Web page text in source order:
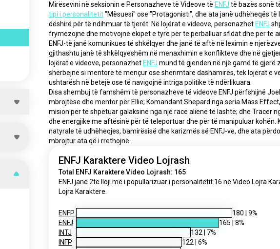
Mirësevini në seksionin e Personazheve të Videove të ENFJ
tipi i personalitetit "Mësuesi" ose "Protagonisti", dhe ata janë udhëheqës
dëshirë për të ndihmuar të tjerët. Në lojërat e videove, personazhet ENFJ
frymëzojnë dhe motivojnë ekipet e tyre për të përballuar sfidat dhe për të
ENFJ-të janë komunikues të shkëlqyer dhe janë të aftë në leximin e
gjithashtu janë të shkëlqyeshëm në menaxhimin e konflikteve dhe në
lojërat e videove, personazhet ENFJ mund të gjenden në një gamë të gjerë
shërbejnë si mentorë të mençur ose shërimtarë dashamirës, tek lojërat e
ushtarësh në betejë ose të navigojnë intriga politike të ndërlikuara.
Disa shembuj të famshëm të personazheve të videove ENFJ përfshijnë
mbrojtëse dhe mentor për Ellie; Komandant Shepard nga seria Mass
mision për të shpëtuar galaksinë nga një racë alienë të lashtë; dhe Tracer
dhe energjike me aftësinë për të teleportuar dhe për të manipuluar
natyrale të udhëheqjes, bamirësisë dhe karizmës së ENFJ-ve, dhe ata
mbrojtur ata që i rrethojnë.
ENFJ Karaktere Video Lojrash
Total ENFJ Karaktere Video Lojrash: 165
ENFJ janë 2të lloji më i popullarizuar i personalitetit 16 në Video Lojra
Lojra Karaktere.
ENFP
ENFJ
INTJ
INFP
180 9%
165 |8%
132
7%
122
6%